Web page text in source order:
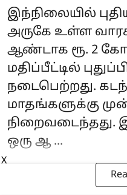
இந்நிலையில்
அருகே உள்ள
ஆண்டாக ரூ. 2
மதிப்பீட்டில்
நடைபெற்றது.
மாதங்களுக்கு
நிறைவடைந்தது.
ஒரு ஆ ...
X